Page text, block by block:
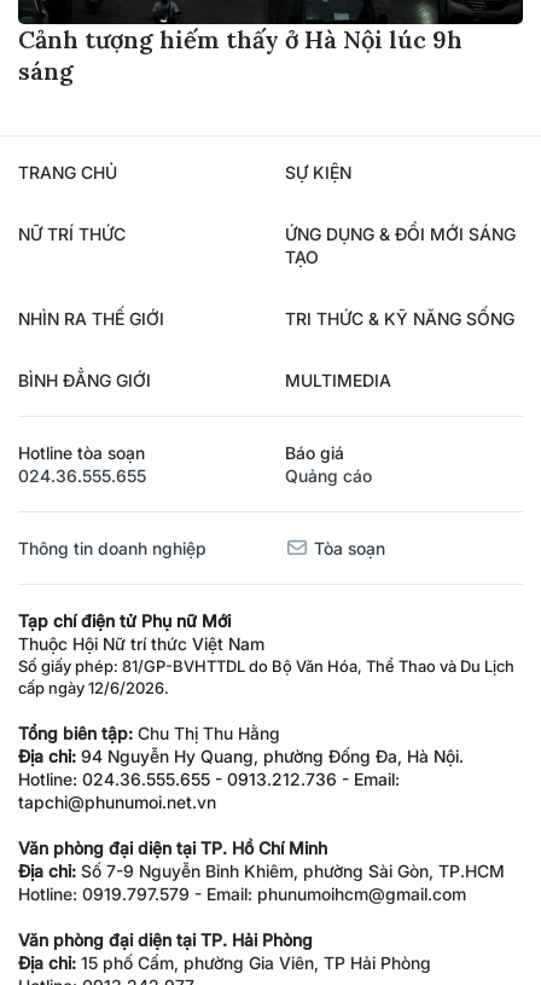
Cảnh tượng hiếm thấy ở Hà Nội lúc 9h
sáng
TRANG CHỦ SỰ KIỆN
NỮ TRÍ THỨC
ỨNG DỤNG & ĐỔI MỚI SÁNG
TẠO
NHÌN RA THẾ GIỚI TRI THỨC & KỸ NĂNG SỐNG
BÌNH ĐẲNG GIỚI MULTIMEDIA
Hotline tòa soạn
024.36.555.655
Báo giá
Quảng cáo
Thông tin doanh nghiệp Tòa soạn
Tạp chí điện tử Phụ nữ Mới
Thuộc Hội Nữ trí thức Việt Nam
Số giấy phép: 81/GP-BVHTTDL do Bộ Văn Hóa, Thể Thao và Du Lịch
cấp ngày 12/6/2026.
Tổng biên tập: Chu Thị Thu Hằng
Địa chỉ: 94 Nguyễn Hy Quang, phường Đống Đa, Hà Nội.
Hotline: 024.36.555.655 - 0913.212.736 - Email:
tapchi@phunumoi.net.vn
Văn phòng đại diện tại TP. Hồ Chí Minh
Địa chỉ: Số 7-9 Nguyễn Bỉnh Khiêm, phường Sài Gòn, TP.HCM
Hotline: 0919.797.579 - Email: phunumoihcm@gmail.com
Văn phòng đại diện tại TP. Hải Phòng
Địa chỉ: 15 phố Cấm, phường Gia Viên, TP Hải Phòng